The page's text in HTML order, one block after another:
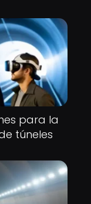
para la
túneles